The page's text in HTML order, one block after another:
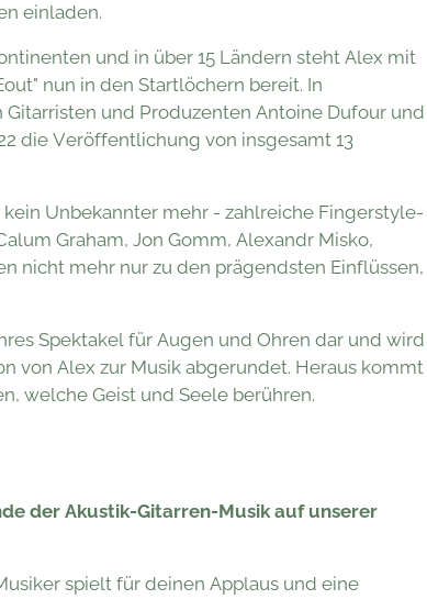
einladen.
und in über 15 Ländern steht Alex mit
nun in den Startlöchern bereit. In
und Produzenten Antoine Dufour und
die Veröffentlichung von insgesamt 13
Unbekannter mehr - zahlreiche Fingerstyle-
Graham, Jon Gomm, Alexandr Misko,
nicht mehr nur zu den prägendsten Einflüssen,
Spektakel für Augen und Ohren dar und wird
von Alex zur Musik abgerundet. Heraus kommt
welche Geist und Seele berühren.
der Akustik-Gitarren-Musik auf unserer
spielt für deinen Applaus und eine